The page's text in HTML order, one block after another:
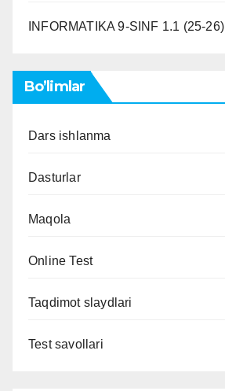
INFORMATIKA 9-SINF 1.1 (25-26)
Bo’limlar
Dars ishlanma
Dasturlar
Maqola
Online Test
Taqdimot slaydlari
Test savollari